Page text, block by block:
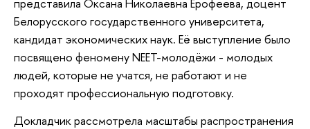
представила Оксана Николаевна Ерофеева, доцент
Белорусского государственного университета,
кандидат экономических наук. Её выступление было
посвящено феномену NEET-молодёжи - молодых
людей, которые не учатся, не работают и не
проходят профессиональную подготовку.
Докладчик рассмотрела масштабы распространения